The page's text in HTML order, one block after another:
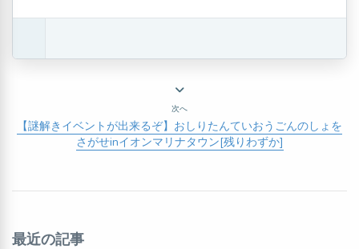
次へ
【謎解きイベントが出来るぞ】おしりたんていおうごんのしょを
さがせinイオンマリナタウン[残りわずか]
最近の記事